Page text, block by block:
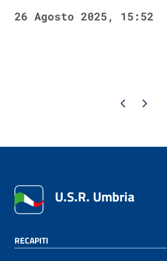
26 Agosto 2025, 15:52
Pagina precedente
Pagina successiva
U.S.R. Umbria
RECAPITI